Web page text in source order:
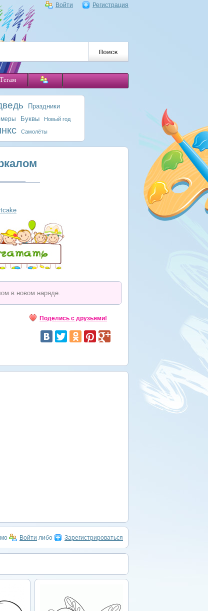
Войти Регистрация
Тегам
Праздники
Буквы Новый год
Самолёты
в новом наряде.
Поделись с друзьями!
Войти либо Зарегистрироваться